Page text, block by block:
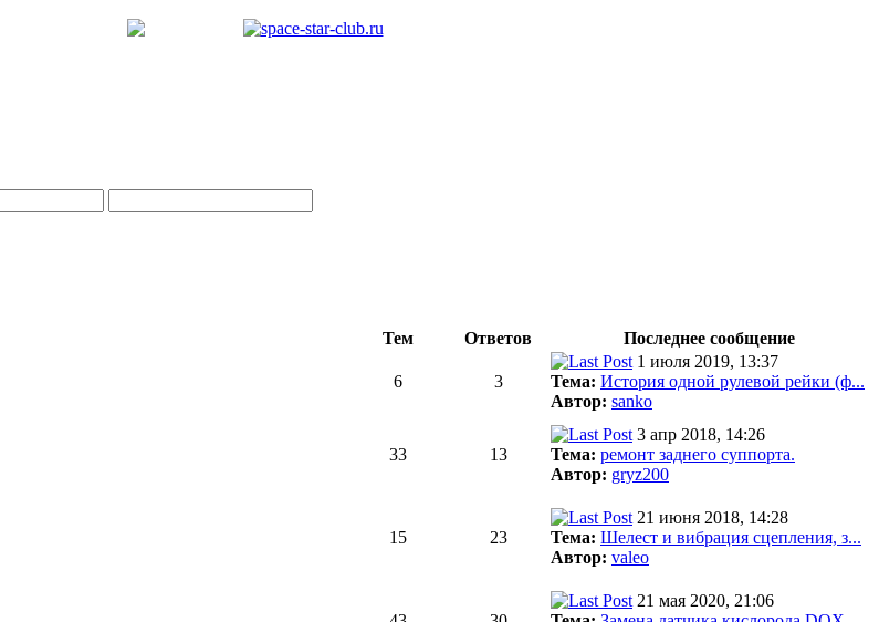
Тем Ответов
Последнее сообщение
6 3
1 июля 2019, 13:37
Тема: История одной рулевой рейки (ф...
Автор: sanko
33 13
3 апр 2018, 14:26
Тема: ремонт заднего суппорта.
Автор: gryz200
15 23
21 июня 2018, 14:28
Тема: Шелест и вибрация сцепления, з...
Автор: valeo
21 мая 2020, 21:06